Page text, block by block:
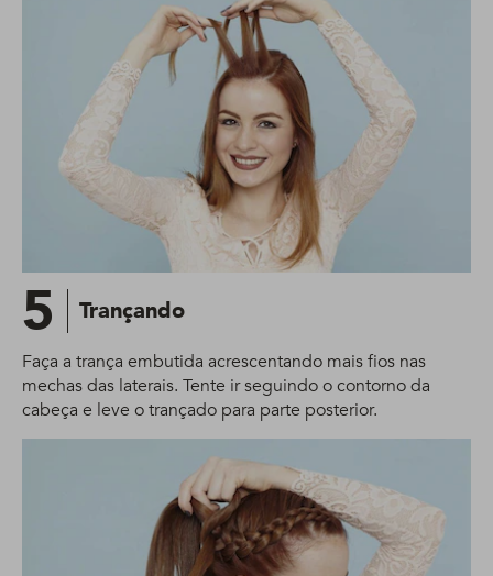
5 Trançando
Faça a trança embutida acrescentando mais fios nas
mechas das laterais. Tente ir seguindo o contorno da
cabeça e leve o trançado para parte posterior.